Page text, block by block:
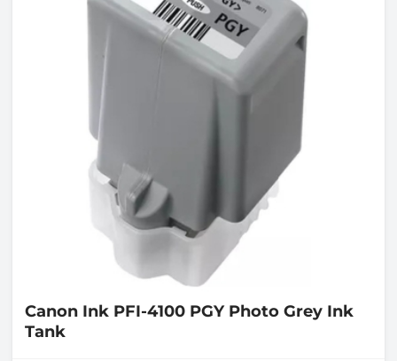
Canon Ink PFI-4100 PGY Photo Grey Ink
Tank